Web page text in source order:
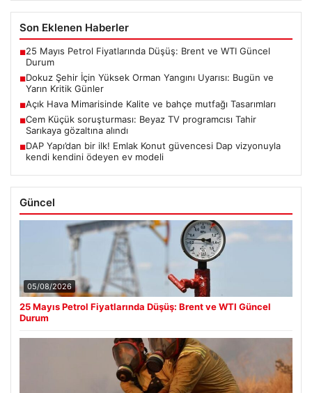
Son Eklenen Haberler
■25 Mayıs Petrol Fiyatlarında Düşüş: Brent ve WTI Güncel
Durum
■Dokuz Şehir İçin Yüksek Orman Yangını Uyarısı: Bugün ve
Yarın Kritik Günler
■Açık Hava Mimarisinde Kalite ve bahçe mutfağı Tasarımları
■Cem Küçük soruşturması: Beyaz TV programcısı Tahir
Sarıkaya gözaltına alındı
■DAP Yapı’dan bir ilk! Emlak Konut güvencesi Dap vizyonuyla
kendi kendini ödeyen ev modeli
Güncel
05/08/2026
25 Mayıs Petrol Fiyatlarında Düşüş: Brent ve WTI Güncel
Durum